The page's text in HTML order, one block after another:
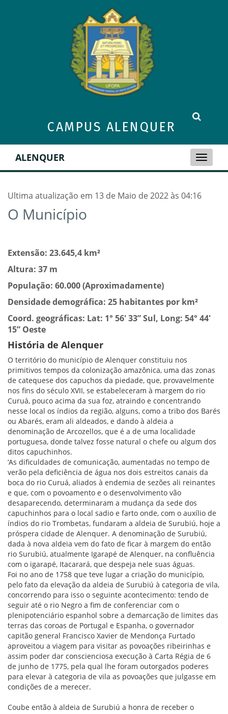
CAMPUS ALENQUER
Toggle
ALENQUER
Ultima atualização em 13 de Maio de 2022 às 04:16
O Município
Extensão: 23.645,4 km²
Altura: 37 m
População: 60.000 (Aproximadamente)
Densidade demográfica: 25 habitantes por km²
Coord. geográficas: Lat: 1° 56′ 33” Sul, Long: 54° 44′
15” Oeste
História de Alenquer
O território do município de Alenquer constituiu nos
primitivos tempos da colonização amazônica, uma das zonas
de catequese dos capuchos da piedade, que, provavelmente
nos fins do século XVII, se estabeleceram à margem do rio
Curuá, pouco acima da sua foz, atraindo e concentrando
nesse local os índios da região, alguns, como a tribo dos Barés
ou Abarés, eram ali aldeados, e dando à aldeia a
denominação de Arcozellos, que é a de uma localidade
portuguesa, donde talvez fosse natural o chefe ou algum dos
ditos capuchinhos.
‘As dificuldades de comunicação, aumentadas no tempo de
verão pela deficiência de água nos dois estreitos canais da
boca do rio Curuá, aliados à endemia de sezões ali reinantes
e que, com o povoamento e o desenvolvimento vão
desaparecendo, determinaram a mudança da sede dos
capuchinhos para o local sadio e farto onde, com o auxílio de
índios do rio Trombetas, fundaram a aldeia de Surubiú, hoje a
próspera cidade de Alenquer. A denominação de Surubiú,
dada à nova aldeia vem do fato de ficar à margem do então
rio Surubiú, atualmente Igarapé de Alenquer, na confluência
com o igarapé, Itacarará, que despeja nele suas águas.
Foi no ano de 1758 que teve lugar a criação do município,
pelo fato da elevação da aldeia de Surubiú à categoria de vila,
concorrendo para isso o seguinte acontecimento: tendo de
seguir até o rio Negro a fim de conferenciar com o
plenipotenciário espanhol sobre a demarcação de limites das
terras das coroas de Portugal e Espanha, o governador
capitão general Francisco Xavier de Mendonça Furtado
aproveitou a viagem para visitar as povoações ribeirinhas e
assim poder dar conscienciosa execução à Carta Régia de 6
de junho de 1775, pela qual lhe foram outorgados poderes
para elevar à categoria de vila as povoações que julgasse em
condições de a merecer.
Coube então à aldeia de Surubiú a honra de receber o